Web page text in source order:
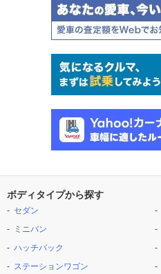
ボディタイプから探す
セダン
ミニバン
ハッチバック
ステーションワゴン